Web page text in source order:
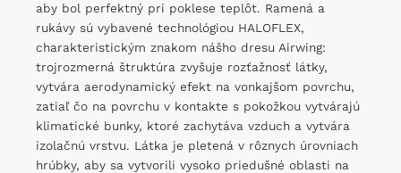
aby bol perfektný pri poklese teplôt. Ramená a
rukávy sú vybavené technológiou HALOFLEX,
charakteristickým znakom nášho dresu Airwing:
trojrozmerná štruktúra zvyšuje rozťažnosť látky,
vytvára aerodynamický efekt na vonkajšom povrchu,
zatiaľ čo na povrchu v kontakte s pokožkou vytvárajú
klimatické bunky, ktoré zachytáva vzduch a vytvára
izolačnú vrstvu. Látka je pletená v rôznych úrovniach
hrúbky, aby sa vytvorili vysoko priedušné oblasti na